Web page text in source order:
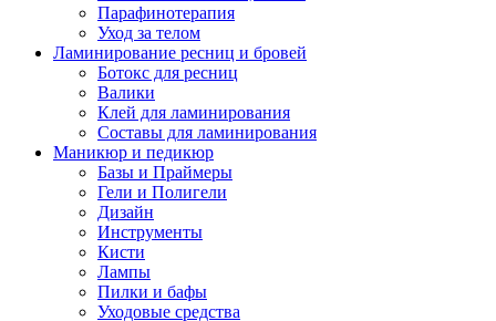
Парафинотерапия
Уход за телом
Ламинирование ресниц и бровей
Ботокс для ресниц
Валики
Клей для ламинирования
Составы для ламинирования
Маникюр и педикюр
Базы и Праймеры
Гели и Полигели
Дизайн
Инструменты
Кисти
Лампы
Пилки и бафы
Уходовые средства